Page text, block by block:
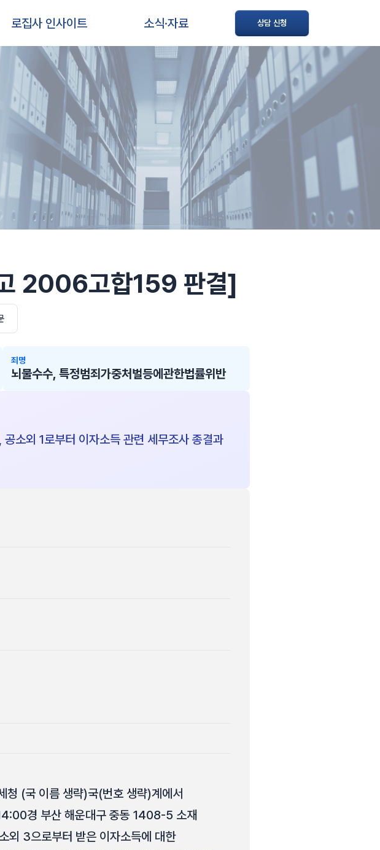
로집사 인사이트 소식·자료 상담 신청
2006고합159 판결]
죄명
뇌물수수, 특정범죄가중처벌등에관한법률위반
소외 1로부터 이자소득 관련 세무조사 종결과
(국 이름 생략)국(번호 생략)계에서
경 부산 해운대구 중동 1408-5 소재
외 3으로부터 받은 이자소득에 대한